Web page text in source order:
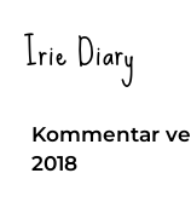
Inhalt
Irie Diary
Released!
Kommentar
2018